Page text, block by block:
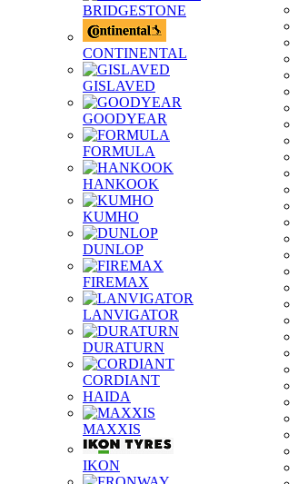
BRIDGESTONE
CONTINENTAL
GISLAVED
GOODYEAR
FORMULA
HANKOOK
KUMHO
DUNLOP
FIREMAX
LANVIGATOR
DURATURN
CORDIANT
HAIDA
MAXXIS
IKON